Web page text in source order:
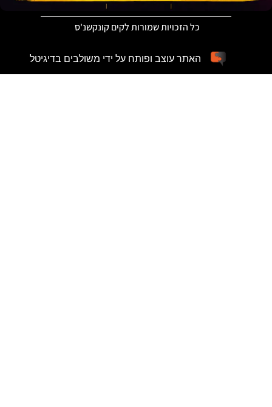
כל הזכויות שמורות לקים קונקשנ'ס
האתר עוצב ופותח על ידי משולבים בדיגיטל